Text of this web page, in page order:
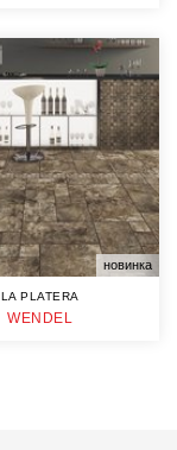
новинка
LA PLATERA
WENDEL